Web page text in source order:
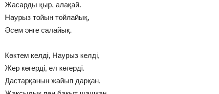
Жасарды қыр, алақай.
Наурыз тойын тойлайық,
Әсем әнге салайық.
Көктем келді, Наурыз келді,
Жер көгерді, ел көгерді.
Дастарқанын жайып дарқан,